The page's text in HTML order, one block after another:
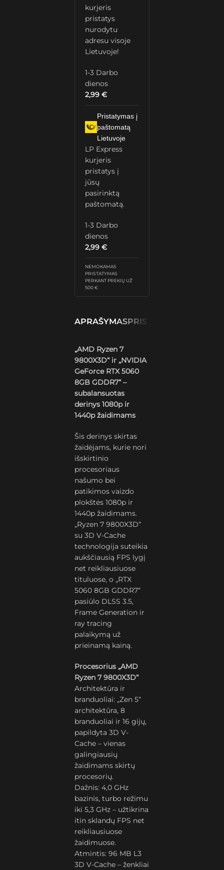
kurjeris
pristatys
nurodytu
adresu visoje
Lietuvoje!
1-3 Darbo
dienos
2,99€
Pristatymas į
paštomatą
Lietuvoje
LP Express
kurjeris
pristatys į
jūsų
pasirinktą
paštomatą.
1-3 Darbo
dienos
2,99€
NEMOKAMAS
PRISTATYMAS
PERKANT PREKIŲ UŽ
500 €
APRAŠYMASPRISTATYMAS IR
„AMD Ryzen 7
9800X3D“ ir „NVIDIA
GeForce RTX 5060
8GB GDDR7“ –
subalansuotas
derinys 1080p ir
1440p žaidimams
Šis derinys skirtas
žaidėjams, kurie nori
išskirtinio
procesoriaus
našumo bei
patikimos vaizdo
plokštės 1080p ir
1440p žaidimams.
„Ryzen 7 9800X3D“
su 3D V-Cache
technologija suteikia
aukščiausią FPS lygį
net reikliausiuose
tituluose, o „RTX
5060 8GB GDDR7“
pasiūlo DLSS 3.5,
Frame Generation ir
ray tracing
palaikymą už
prieinamą kainą.
Procesorius „AMD
Ryzen 7 9800X3D“
Architektūra ir
branduoliai: „Zen 5“
architektūra, 8
branduoliai ir 16 gijų,
papildyta 3D V-
Cache – vienas
galingiausių
žaidimams skirtų
procesorių.
Dažnis: 4,0 GHz
bazinis, turbo režimu
iki 5,3 GHz – užtikrina
itin sklandų FPS net
reikliausiuose
žaidimuose.
Atmintis: 96 MB L3
3D V-Cache – ženkliai